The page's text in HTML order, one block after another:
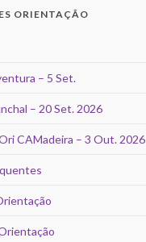
ORIENTAÇÃO
– 5 Set.
– 20 Set. 2026
CAMadeira – 3 Out. 2026